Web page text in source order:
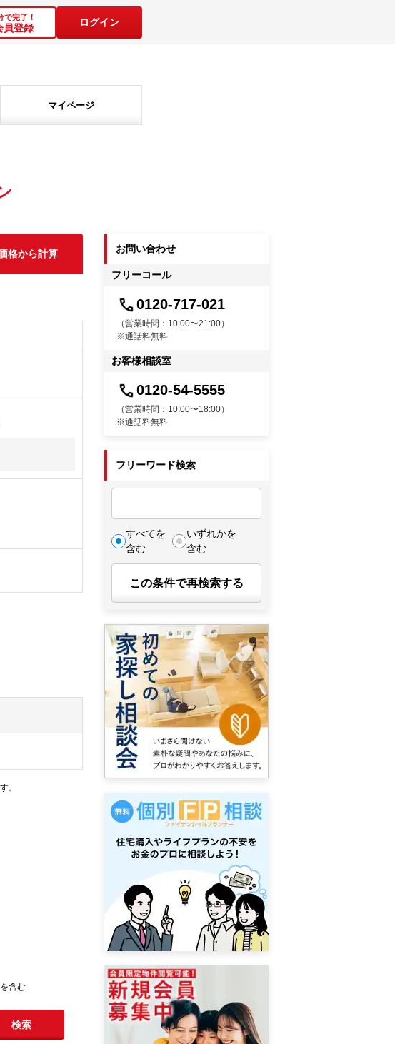
で完了！
員登録
ログイン
マイページ
格から計算
。
含む
検索
お問い合わせ
フリーコール
0120-717-021
（営業時間：10:00〜21:00）
※通話料無料
お客様相談室
0120-54-5555
（営業時間：10:00〜18:00）
※通話料無料
フリーワード検索
すべてを
含む
いずれかを
含む
この条件で再検索する